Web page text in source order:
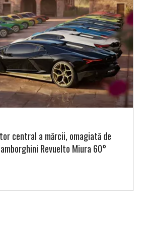
central a mărcii, omagiată de
Revuelto Miura 60°